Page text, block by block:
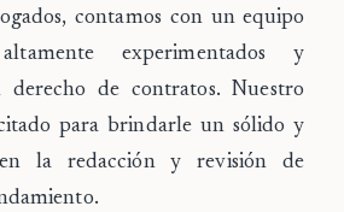
contamos con un equipo
experimentados y
derecho de contratos. Nuestro
para brindarle un sólido y
la redacción y revisión de